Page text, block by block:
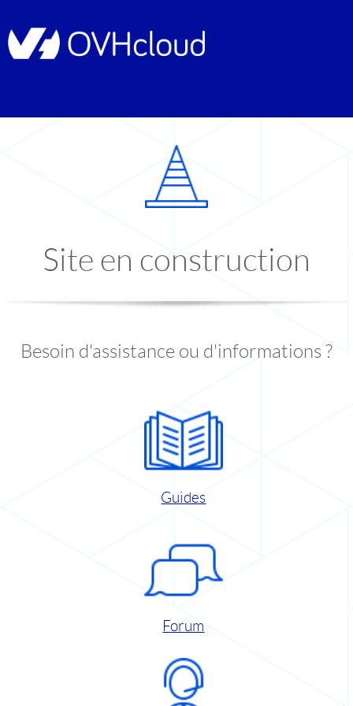
Site en construction
Besoin d'assistance ou d'informations ?
Guides
Forum